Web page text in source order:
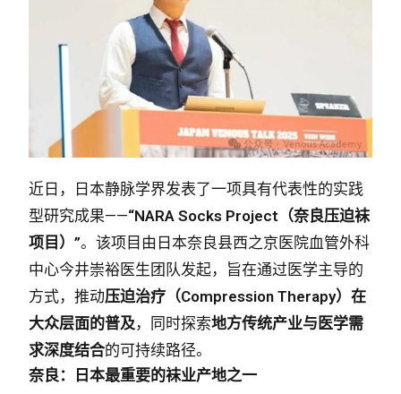
近日，日本静脉学界发表了一项具有代表性的实践
型研究成果——“NARA Socks Project（奈良压迫袜
项目）”。该项目由日本奈良县西之京医院血管外科
中心今井崇裕医生团队发起，旨在通过医学主导的
方式，推动压迫治疗（Compression Therapy）在
大众层面的普及，同时探索地方传统产业与医学需
求深度结合的可持续路径。
奈良：日本最重要的袜业产地之一